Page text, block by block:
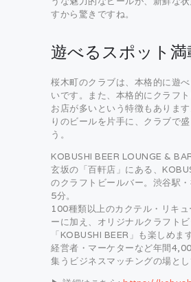
すから驚きですね。
遊べるスポット満
桜木町のクラブは、本格的に遊
いです。また、本格的にクラフ
お店が多いという特徴もありま
りのビールを片手に、クラブで
う。
KOBUSHI BEER LOUNGE &
玄坂の「百軒店」にある、
のクラフトビールバー。渋谷駅
5分。
100種類以上のカクテル・リキ
ーに加え、オリジナルクラフト
「KOBUSHI BEER」も楽しめます
経営者・マーケターなど年間
集うビジネスマッチングの場とし